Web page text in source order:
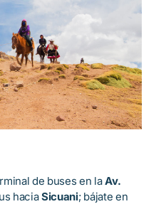
de buses en laAv.
haciaSicuani; bájate en